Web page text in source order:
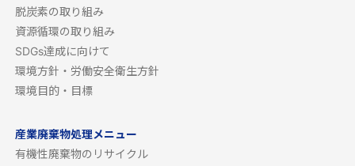
脱炭素の取り組み
資源循環の取り組み
SDGs達成に向けて
環境方針・労働安全衛生方針
環境目的・目標
産業廃棄物処理メニュー
有機性廃棄物のリサイクル